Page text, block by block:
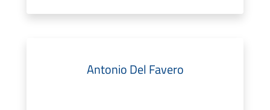
Antonio Del Favero